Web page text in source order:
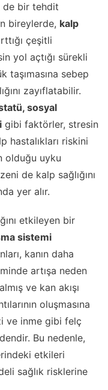
de bir tehdit
bireylerde, kalp
çeşitli
yol açtığı sürekli
taşımasına sebep
zayıflatabilir.
, sosyal
gibi faktörler, stresin
hastalıkları riskini
olduğu uyku
de kalp sağlığını
yer alır.
etkileyen bir
sistemi
kanın daha
artışa neden
ve kan akışı
oluşmasına
ve inme gibi felç
Bu nedenle,
etkileri
sağlık risklerine